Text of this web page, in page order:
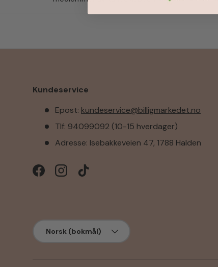
Kundeservice
Epost: kundeservice@billigmarkedet.no
Tlf: 94099092 (10-15 hverdager)
Adresse: Isebakkeveien 47, 1788 Halden
FacebookInstagramTikTok
Språk
Norsk (bokmål)